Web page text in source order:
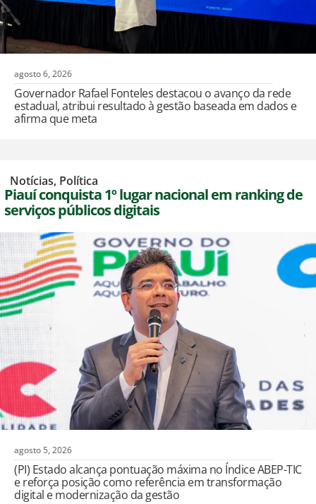
agosto 6, 2026
Governador Rafael Fonteles destacou o avanço da rede
estadual, atribui resultado à gestão baseada em dados e
afirma que meta
Notícias, Política
Piauí conquista 1º lugar nacional em ranking de
serviços públicos digitais
agosto 5, 2026
(PI) Estado alcança pontuação máxima no Índice ABEP-TIC
e reforça posição como referência em transformação
digital e modernização da gestão